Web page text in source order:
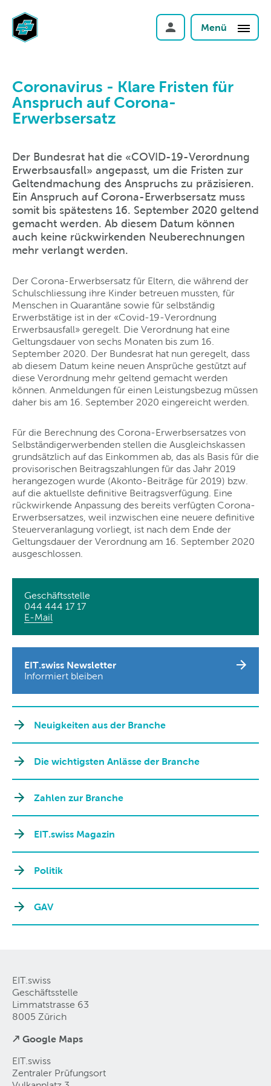
Menü
Coronavirus - Klare Fristen für
Anspruch auf Corona-
Erwerbsersatz
Der Bundesrat hat die «COVID-19-Verordnung
Erwerbsausfall» angepasst, um die Fristen zur
Geltendmachung des Anspruchs zu präzisieren.
Ein Anspruch auf Corona-Erwerbsersatz muss
somit bis spätestens 16. September 2020 geltend
gemacht werden. Ab diesem Datum können
auch keine rückwirkenden Neuberechnungen
mehr verlangt werden.
Der Corona-Erwerbsersatz für Eltern, die während der
Schulschliessung ihre Kinder betreuen mussten, für
Menschen in Quarantäne sowie für selbständig
Erwerbstätige ist in der «Covid-19-Verordnung
Erwerbsausfall» geregelt. Die Verordnung hat eine
Geltungsdauer von sechs Monaten bis zum 16.
September 2020. Der Bundesrat hat nun geregelt, dass
ab diesem Datum keine neuen Ansprüche gestützt auf
diese Verordnung mehr geltend gemacht werden
können. Anmeldungen für einen Leistungsbezug müssen
daher bis am 16. September 2020 eingereicht werden.
Für die Berechnung des Corona-Erwerbsersatzes von
Selbständigerwerbenden stellen die Ausgleichskassen
grundsätzlich auf das Einkommen ab, das als Basis für die
provisorischen Beitragszahlungen für das Jahr 2019
herangezogen wurde (Akonto-Beiträge für 2019) bzw.
auf die aktuellste definitive Beitragsverfügung. Eine
rückwirkende Anpassung des bereits verfügten Corona-
Erwerbsersatzes, weil inzwischen eine neuere definitive
Steuerveranlagung vorliegt, ist nach dem Ende der
Geltungsdauer der Verordnung am 16. September 2020
ausgeschlossen.
Geschäftsstelle
044 444 17 17
E-Mail
EIT.swiss Newsletter
Informiert bleiben
Neuigkeiten aus der Branche
Die wichtigsten Anlässe der Branche
Zahlen zur Branche
EIT.swiss Magazin
Politik
GAV
EIT.swiss
Geschäftsstelle
Limmatstrasse 63
8005 Zürich
↗ Google Maps
EIT.swiss
Zentraler Prüfungsort